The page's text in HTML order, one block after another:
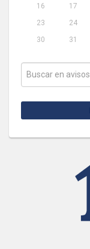
16
17
23
24
30
31